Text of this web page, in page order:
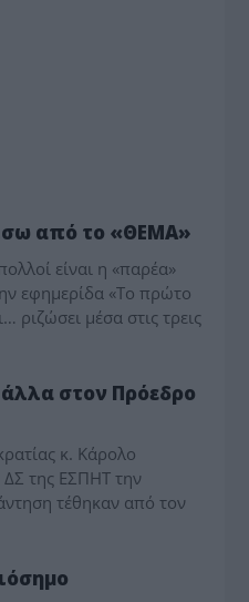
από το «ΘΕΜΑ»
είναι η «παρέα»
εφημερίδα «Το πρώτο
ριζώσει μέσα στις τρεις
στον Πρόεδρο
κ. Κάρολο
της ΕΣΠΗΤ την
τέθηκαν από τον